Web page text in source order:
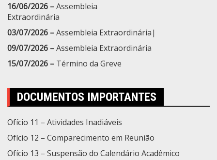
16/06/2026 –Assembleia
Extraordinária
03/07/2026 –Assembleia Extraordinária|
09/07/2026 –Assembleia Extraordinária
15/07/2026 – Término da Greve
DOCUMENTOS IMPORTANTES
Ofício 11 – Atividades Inadiáveis
Ofício 12 – Comparecimento em Reunião
Ofício 13 – Suspensão do Calendário Acadêmico